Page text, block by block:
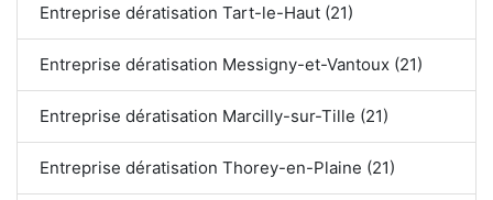
Entreprise dératisation Tart-le-Haut (21)
Entreprise dératisation Messigny-et-Vantoux (21)
Entreprise dératisation Marcilly-sur-Tille (21)
Entreprise dératisation Thorey-en-Plaine (21)